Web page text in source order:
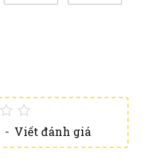
- Viết đánh giá